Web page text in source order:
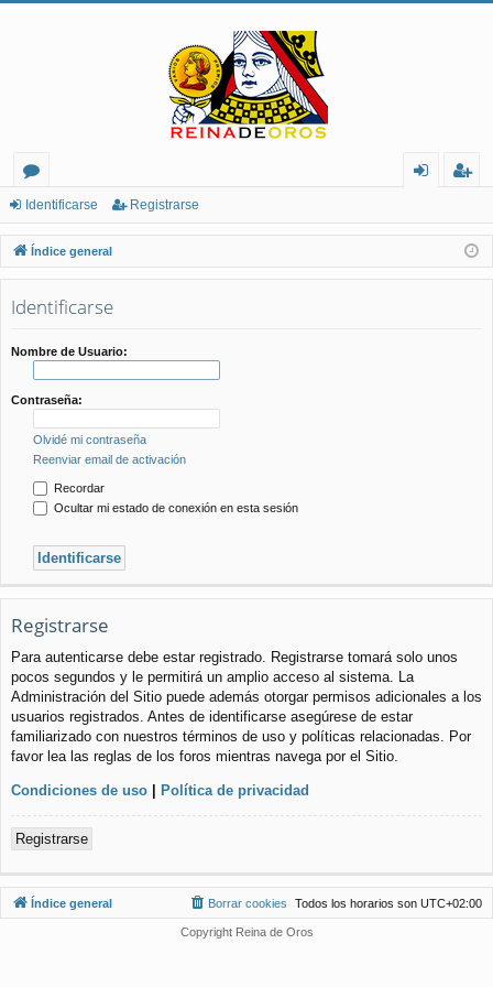
or
os
nt
ifi
ist
ra
Identificarse Registrarse
Índice general
Identificarse
Nombre de Usuario:
Contraseña:
Olvidé mi contraseña
Reenviar email de activación
Recordar
Ocultar mi estado de conexión en esta sesión
Registrarse
Para autenticarse debe estar registrado. Registrarse tomará solo unos
pocos segundos y le permitirá un amplio acceso al sistema. La
Administración del Sitio puede además otorgar permisos adicionales a los
usuarios registrados. Antes de identificarse asegúrese de estar
familiarizado con nuestros términos de uso y políticas relacionadas. Por
favor lea las reglas de los foros mientras navega por el Sitio.
Condiciones de uso | Política de privacidad
Registrarse
Índice general Todos los horarios son UTC+02:00
Borrar cookies
Copyright Reina de Oros